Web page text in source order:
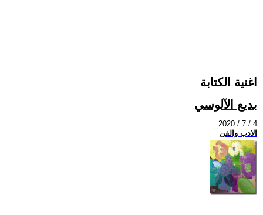
اغنية الكتابة
بديع الآلوسي
2020 / 7 / 4
الادب والفن